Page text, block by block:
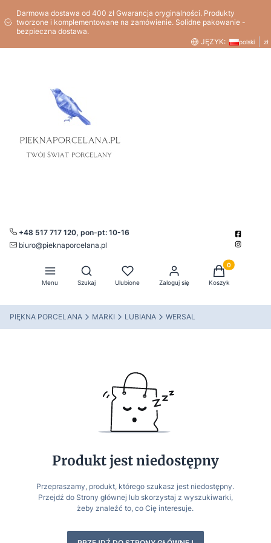
Darmowa dostawa od 400 zł Gwarancja oryginalności. Produkty
tworzone i komplementowane na zamówienie. Solidne pakowanie -
bezpieczna dostawa.
JĘZYK:
polski zł
+48 517 717 120, pon-pt: 10-16
biuro@pieknaporcelana.pl
Menu
Otwórz wyszukiwarkę
Szukaj Ulubione Zaloguj się
Produkty w
Koszyk
PIĘKNA PORCELANA MARKI LUBIANA WERSAL
Produkt jest niedostępny
Przepraszamy, produkt, którego szukasz jest niedostępny.
Przejdź do Strony głównej lub skorzystaj z wyszukiwarki,
żeby znaleźć to, co Cię interesuje.